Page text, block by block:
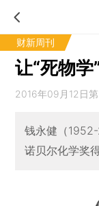
财新周刊
让“死物学
2016年09月12日
钱永健（
诺贝尔化学奖